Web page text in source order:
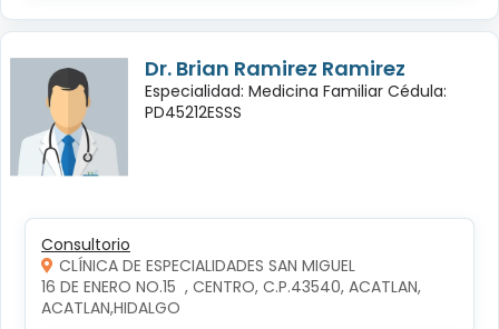
Dr. Brian Ramirez Ramirez
Especialidad: Medicina Familiar Cédula:
PD45212ESSS
Consultorio
CLÍNICA DE ESPECIALIDADES SAN MIGUEL
16 DE ENERO NO.15  , CENTRO, C.P.43540, ACATLAN,
ACATLAN,HIDALGO